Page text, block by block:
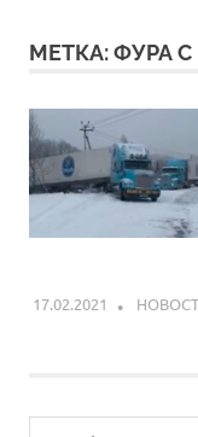
МЕТКА:ФУРА
17.02.2021 ARPP